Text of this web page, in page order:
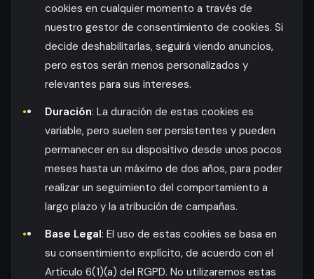
cookies en cualquier momento a través de
nuestro gestor de consentimiento de cookies. Si
decide deshabilitarlas, seguirá viendo anuncios,
pero estos serán menos personalizados y
relevantes para sus intereses.
Duración: La duración de estas cookies es
variable, pero suelen ser persistentes y pueden
permanecer en su dispositivo desde unos pocos
meses hasta un máximo de dos años, para poder
realizar un seguimiento del comportamiento a
largo plazo y la atribución de campañas.
Base Legal: El uso de estas cookies se basa en
su consentimiento explícito, de acuerdo con el
Artículo 6(1)(a) del RGPD. No utilizaremos estas